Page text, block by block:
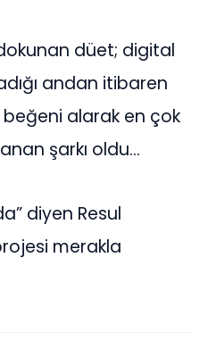
düet; digital
andan itibaren
alarak en çok
şarkı oldu…
diyen Resul
merakla